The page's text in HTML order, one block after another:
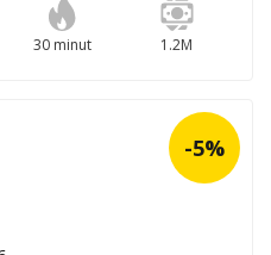
30 minut 1.2M
-5%